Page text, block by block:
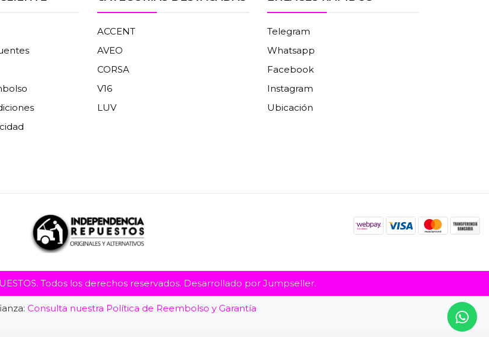
ACCENT
AVEO
CORSA
V16
LUV
Telegram
Whatsapp
Facebook
Instagram
Ubicación
Todos los derechos reservados. Desarrollado por Jumpseller.
Consulta nuestra Política de Reembolso y Garantía